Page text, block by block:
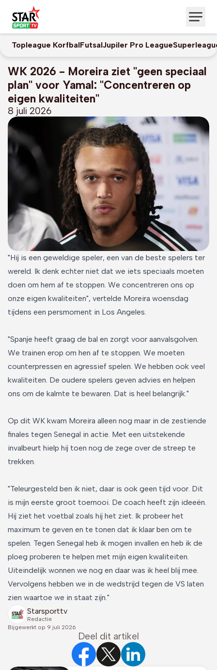
Topleague KorfbalFutsalJupiler Pro League
WK 2026 - Moreira ziet "geen speciaal
plan" voor Yamal: "Concentreren op
eigen kwaliteiten"
8 juli 2026
"Hij is een geweldige speler, een van de beste spelers ter
wereld. Ik denk echter niet dat we iets speciaals moeten
doen om hem af te stoppen. We concentreren ons op
onze eigen kwaliteiten", vertelde Moreira woensdag
tijdens een persmoment in Los Angeles.
"Spanje heeft graag de bal en zorgt voor aanvalsgolven.
We trainen erop om hen af te stoppen. We moeten
counterpressen en agressief spelen. We hebben ook veel
kwaliteiten. De oudere spelers geven advies en helpen
ons om de kalmte te bewaren. Dat is heel belangrijk."
Op dit WK kwam Moreira alleen nog maar in de zestiende
finales tegen Senegal in actie. Met een uitstekende
invalbeurt hielp hij toen nog de zege over de streep te
trekken.
"Teleurgesteld ben ik niet, daar is ook geen tijd voor. Dit
is mijn eerste groot toernooi. De coach heeft zijn ideeën.
Hij ziet het voetbal zoals hij het ziet. Ik probeer het
maximum te geven en te tonen dat ik klaar ben om te
spelen. Tegen Senegal heb ik mogen invallen en heb ik de
ploeg proberen te helpen met mijn eigen kwaliteiten.
Uiteindelijk wonnen we nog en daar was ik heel blij mee.
Vervolgens hebben we in de wedstrijd tegen de VS laten
zien waartoe we in staat zijn."
Starsporttv
Redactie
Bijgewerkt op 9 juli 2026
Deel dit artikel